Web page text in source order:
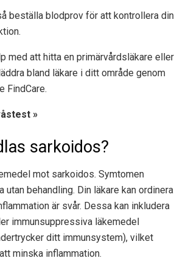
beställa blodprov för att kontrollera din
med att hitta en primärvårdsläkare eller
bland läkare i ditt område genom
FindCare.
»
sarkoidos?
mot sarkoidos. Symtomen
behandling. Din läkare kan ordinera
är svår. Dessa kan inkludera
immunsuppressiva läkemedel
ditt immunsystem), vilket
minska inflammation.